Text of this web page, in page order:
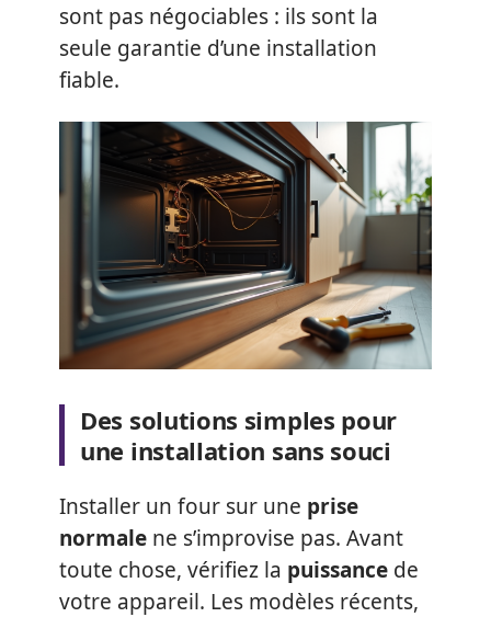
sont pas négociables : ils sont la
seule garantie d’une installation
fiable.
Des solutions simples pour
une installation sans souci
Installer un four sur une prise
normale ne s’improvise pas. Avant
toute chose, vérifiez la puissance de
votre appareil. Les modèles récents,